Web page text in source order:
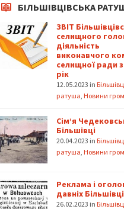
БІЛЬШІВЦІВСЬКА
ЗВІТ
селищного
діяльність
виконавчого
селищної ради
рік
12.05.2023 in
ратуша ,Новини
Сім’я
Більшівці
20.04.2023 in
ратуша ,Новини
Реклама і
давніх
26.02.2023 in